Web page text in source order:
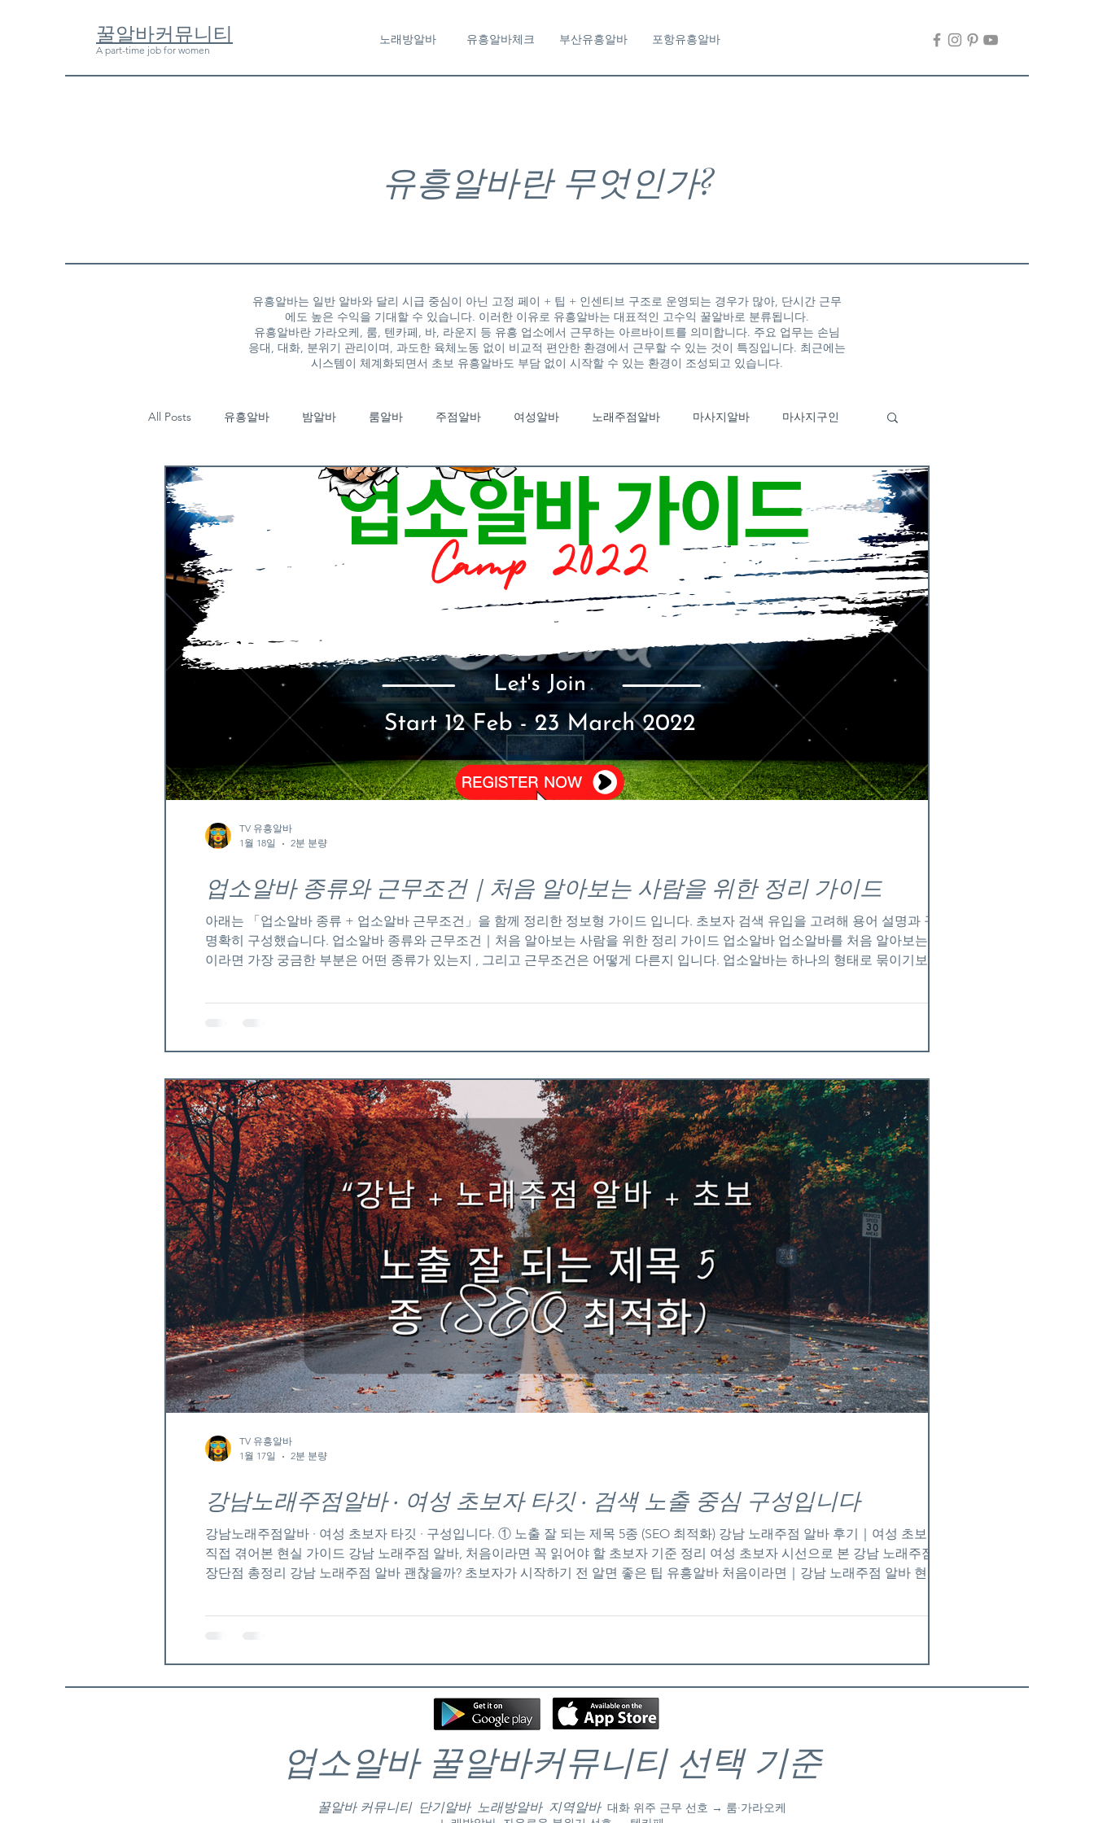
​꿀알바커뮤니티
A part-time job for women
노래방알바 유흥알바체크 부산유흥알바 포항유흥알바
유흥알바란 무엇인가?
유흥알바는 일반 알바와 달리 시급 중심이 아닌 고정 페이 + 팁 + 인센티브 구조로 운영되는 경우가 많아, 단시간 근무
에도 높은 수익을 기대할 수 있습니다. 이러한 이유로 유흥알바는 대표적인 고수익 꿀알바로 분류됩니다.
유흥알바란 가라오케, 룸, 텐카페, 바, 라운지 등 유흥 업소에서 근무하는 아르바이트를 의미합니다. 주요 업무는 손님
응대, 대화, 분위기 관리이며, 과도한 육체노동 없이 비교적 편안한 환경에서 근무할 수 있는 것이 특징입니다. 최근에는
시스템이 체계화되면서 초보 유흥알바도 부담 없이 시작할 수 있는 환경이 조성되고 있습니다.
All Posts 유흥알바 밤알바 룸알바 주점알바 여성알바 노래주점알바 마사지알바 마사지구인
마사지 강남노래주점알바 유흥알바채용중 유흥알바가이드 룸바알바 이자카야알바
업소알바 태국마사지알바 태국마사지구인 스웨디시알바 스웨디시구인 부산유흥알바특징
기장유흥알바 부산단기알바 고소득알바 일자리정보 알바구인
유흥알바구인
업소알바 종류와 근무조건｜처음 알아보는 사람을 위한 정리 가이드
아래는 「업소알바 종류 + 업소알바 근무조건」을 함께 정리한 정보형 가이드 입니다. 초보자 검색 유입을 고려해 용어 설명과 구조를
명확히 구성했습니다. 업소알바 종류와 근무조건｜처음 알아보는 사람을 위한 정리 가이드 업소알바 업소알바를 처음 알아보는 사람
이라면 가장 궁금한 부분은 어떤 종류가 있는지 , 그리고 근무조건은 어떻게 다른지 입니다. 업소알바는 하나의 형태로 묶이기보다는
특징과 실제 근무조건을 기준으로 자세히 설명합니다. 업소알바 종류 정리 1. 룸알바 룸알바는 업소알바 중 가장 대표적인 형태입니다.
TV 유흥알바
1월 18일
2분 분량
강남노래주점알바 · 여성 초보자 타깃 · 검색 노출 중심 구성입니다
강남노래주점알바 · 여성 초보자 타깃 · 구성입니다. ① 노출 잘 되는 제목 5종 (SEO 최적화) 강남 노래주점 알바 후기｜여성 초보자가
직접 겪어본 현실 가이드 강남 노래주점 알바, 처음이라면 꼭 읽어야 할 초보자 기준 정리 여성 초보자 시선으로 본 강남 노래주점 알바
장단점 총정리 강남 노래주점 알바 괜찮을까? 초보자가 시작하기 전 알면 좋은 팁 유흥알바 처음이라면｜강남 노래주점 알바 현실 후
유리 강남노래주점알바 구인구직 ② 강남노래주점알바 지역 키워드 분산 버전 (SEO용) 블로그 운영 시 본문·제목·소제목에 분산 삽입
TV 유흥알바
1월 17일
2분 분량
업소알바 꿀알바커뮤니티 선택 기준
꿀알바 커뮤니티 단기알바 노래방알바 지역알바 대화 위주 근무 선호 → 룸·가라오케